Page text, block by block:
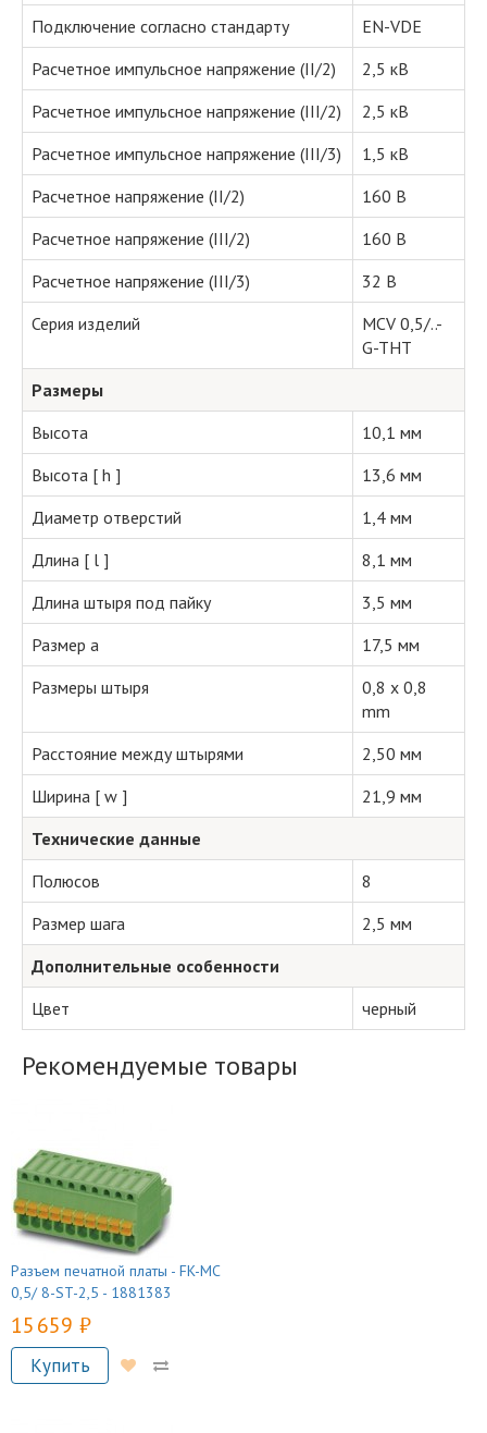
Подключение согласно стандарту
EN-VDE
Расчетное импульсное напряжение (II/2)
2,5 кВ
Расчетное импульсное напряжение (III/2)
2,5 кВ
Расчетное импульсное напряжение (III/3)
1,5 кВ
Расчетное напряжение (II/2)
160 В
Расчетное напряжение (III/2)
160 В
Расчетное напряжение (III/3)
32 В
Серия изделий
MCV 0,5/..-
G-THT
Размеры
Высота
10,1 мм
Высота [ h ]
13,6 мм
Диаметр отверстий
1,4 мм
Длина [ l ]
8,1 мм
Длина штыря под пайку
3,5 мм
Размер a
17,5 мм
Размеры штыря
0,8 x 0,8
mm
Расстояние между штырями
2,50 мм
Ширина [ w ]
21,9 мм
Технические данные
Полюсов
8
Размер шага
2,5 мм
Дополнительные особенности
Цвет
черный
Рекомендуемые товары
Разъем печатной платы - FK-MC
0,5/ 8-ST-2,5 - 1881383
15 659 руб.
Купить